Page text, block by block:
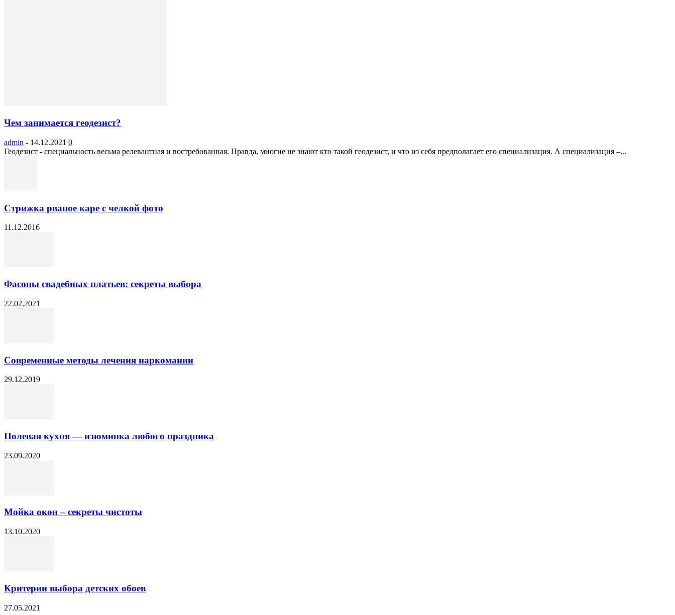
Чем занимается геодезист?
admin - 14.12.2021 0
Геодезист - специальность весьма релевантная и востребованная. Правда, многие не знают кто такой геодезист, и что из себя предполагает его специализация. А специализация –...
Стрижка рваное каре с челкой фото
11.12.2016
Фасоны свадебных платьев: секреты выбора
22.02.2021
Современные методы лечения наркомании
29.12.2019
Полевая кухня — изюминка любого праздника
23.09.2020
Мойка окон – секреты чистоты
13.10.2020
Критерии выбора детских обоев
27.05.2021